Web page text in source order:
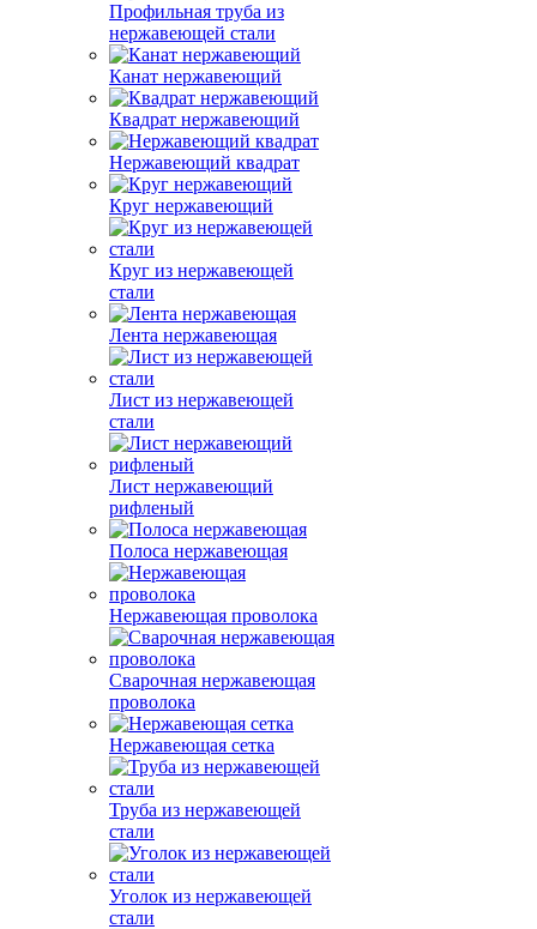
Профильная труба из
нержавеющей стали
Канат нержавеющий
Квадрат нержавеющий
Нержавеющий квадрат
Круг нержавеющий
Круг из нержавеющей
стали
Лента нержавеющая
Лист из нержавеющей
стали
Лист нержавеющий
рифленый
Полоса нержавеющая
Нержавеющая проволока
Сварочная нержавеющая
проволока
Нержавеющая сетка
Труба из нержавеющей
стали
Уголок из нержавеющей
стали